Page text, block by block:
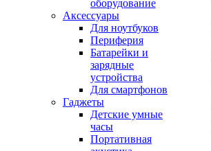
оборудование
Аксессуары
Для ноутбуков
Периферия
Батарейки и
зарядные
устройства
Для смартфонов
Гаджеты
Детские умные
часы
Портативная